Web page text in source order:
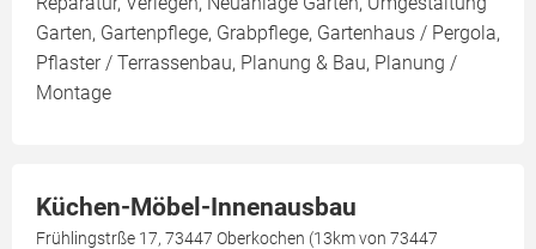
Garten, Gartenpflege, Grabpflege, Gartenhaus / Pergola,
Pflaster / Terrassenbau, Planung & Bau, Planung /
Montage
Küchen-Möbel-Innenausbau
Frühlingstrße 17, 73447 Oberkochen (13km von 73447